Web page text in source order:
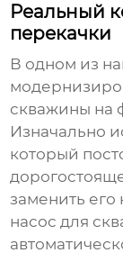
Реальный
перекачки
В одном из
скважины на
Изначально
который
заменить
насос для